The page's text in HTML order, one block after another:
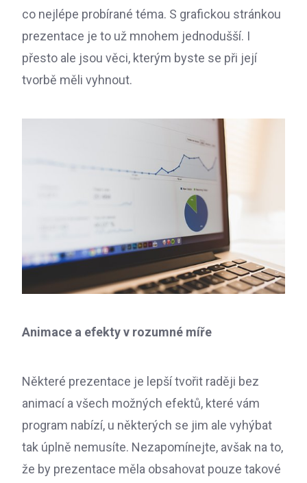
co nejlépe probírané téma. S grafickou stránkou
prezentace je to už mnohem jednodušší. I
přesto ale jsou věci, kterým byste se při její
tvorbě měli vyhnout.
Animace a efekty v rozumné míře
Některé prezentace je lepší tvořit raději bez
animací a všech možných efektů, které vám
program nabízí, u některých se jim ale vyhýbat
tak úplně nemusíte. Nezapomínejte, avšak na to,
že by prezentace měla obsahovat pouze takové